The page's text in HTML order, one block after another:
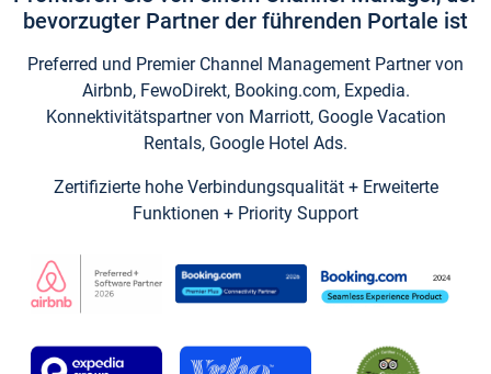
bevorzugter Partner der führenden Portale ist
Preferred und Premier Channel Management Partner von
Airbnb, FewoDirekt, Booking.com, Expedia.
Konnektivitätspartner von Marriott, Google Vacation
Rentals, Google Hotel Ads.
Zertifizierte hohe Verbindungsqualität + Erweiterte
Funktionen + Priority Support